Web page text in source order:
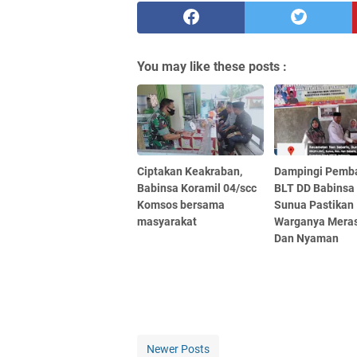
You may like these posts :
Ciptakan Keakraban,
Babinsa Koramil 04/scc
Komsos bersama
masyarakat
Dampingi
BLT DD
Sunua Pastikan
Warganya
Dan Nyaman
Newer Posts